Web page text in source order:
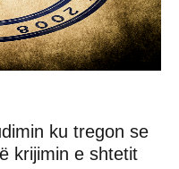
ku tregon se
krijimin e shtetit